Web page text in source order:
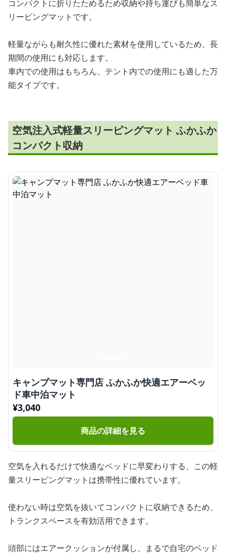
コンパクトに折りたためるため収納や持ち運びも簡単なス
リーピングマットです。
軽量ながらも耐久性に優れた素材を使用しているため、長
期間の使用にも対応します。
車内での使用はもちろん、テント内での使用にも適した万
能タイプです。
空気注入式軽量スリーピングマット ふかふか
コンパクト収納
キャンプマット専門店 ふかふか快適エアーベッ
ド車中泊マット
¥3,040
商品の詳細を見る
空気を入れるだけで快適なベッドに早変わりする、この軽
量スリーピングマットは携帯性に優れています。
使わない時は空気を抜いてコンパクトに収納できるため、
トランクスペースを有効活用できます。
頭部にはエアークッションが付属し、まるで自宅のベッド